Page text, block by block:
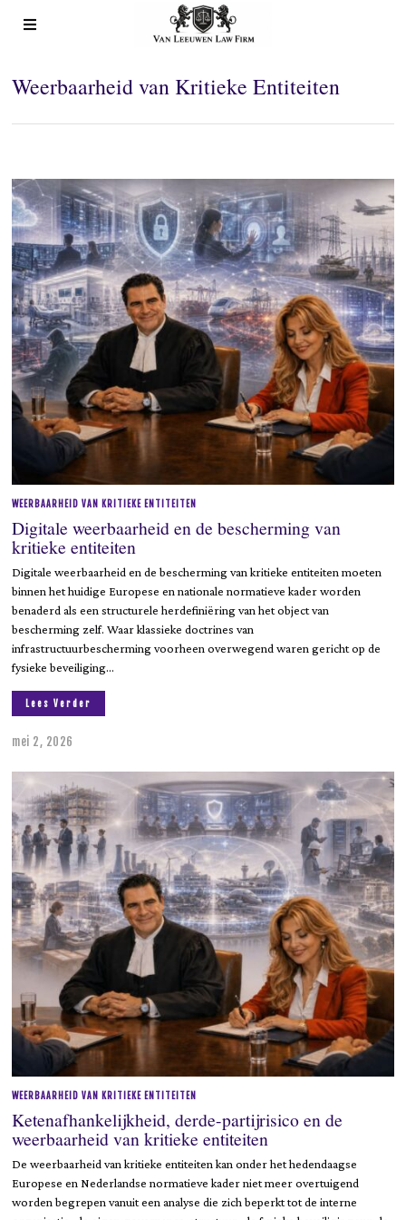
Weerbaarheid van Kritieke Entiteiten
WEERBAARHEID VAN KRITIEKE ENTITEITEN
Digitale weerbaarheid en de bescherming van
kritieke entiteiten
Digitale weerbaarheid en de bescherming van kritieke entiteiten moeten
binnen het huidige Europese en nationale normatieve kader worden
benaderd als een structurele herdefiniëring van het object van
bescherming zelf. Waar klassieke doctrines van
infrastructuurbescherming voorheen overwegend waren gericht op de
fysieke beveiliging…
Lees Verder
mei 2, 2026
i
2
,
2
0
2
6
WEERBAARHEID VAN KRITIEKE ENTITEITEN
Ketenafhankelijkheid, derde-partijrisico en de
weerbaarheid van kritieke entiteiten
De weerbaarheid van kritieke entiteiten kan onder het hedendaagse
Europese en Nederlandse normatieve kader niet meer overtuigend
worden begrepen vanuit een analyse die zich beperkt tot de interne